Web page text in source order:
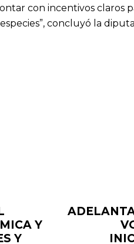
con incentivos claros
concluyó la
Y
Y